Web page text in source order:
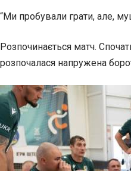
“Ми пробували грати, але,
Розпочинається матч.
розпочалася напружена